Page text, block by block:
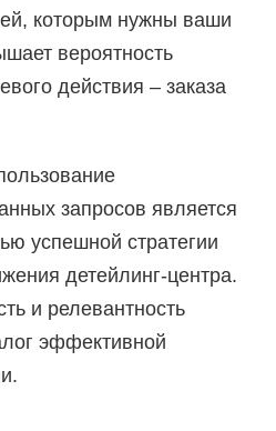
которым нужны ваши
вероятность
действия – заказа
запросов является
успешной стратегии
детейлинг-центра.
и релевантность
эффективной